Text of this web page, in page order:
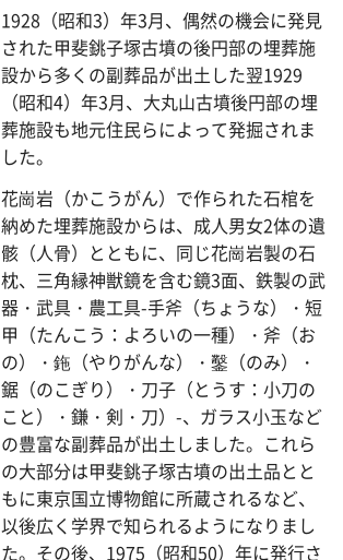
1928（昭和3）年3月、偶然の機会に発見
された甲斐銚子塚古墳の後円部の埋葬施
設から多くの副葬品が出土した翌1929
（昭和4）年3月、大丸山古墳後円部の埋
葬施設も地元住民らによって発掘されま
した。
花崗岩（かこうがん）で作られた石棺を
納めた埋葬施設からは、成人男女2体の遺
骸（人骨）とともに、同じ花崗岩製の石
枕、三角縁神獣鏡を含む鏡3面、鉄製の武
器・武具・農工具-手斧（ちょうな）・短
甲（たんこう：よろいの一種）・斧（お
の）・鉇（やりがんな）・鑿（のみ）・
鋸（のこぎり）・刀子（とうす：小刀の
こと）・鎌・剣・刀）-、ガラス小玉など
の豊富な副葬品が出土しました。これら
の大部分は甲斐銚子塚古墳の出土品とと
もに東京国立博物館に所蔵されるなど、
以後広く学界で知られるようになりまし
た。その後、1975（昭和50）年に発行さ